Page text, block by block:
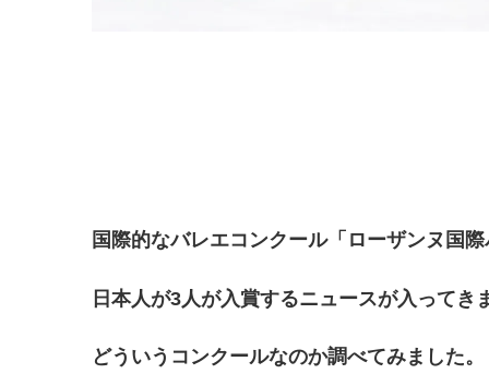
国際的なバレエコンクール「ローザンヌ国
日本人が3人が入賞するニュースが入ってき
どういうコンクールなのか調べてみました。